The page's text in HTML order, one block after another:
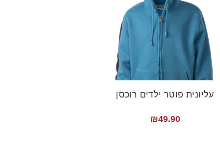
עליונית פוטר ילדים רוכסן
₪49.90